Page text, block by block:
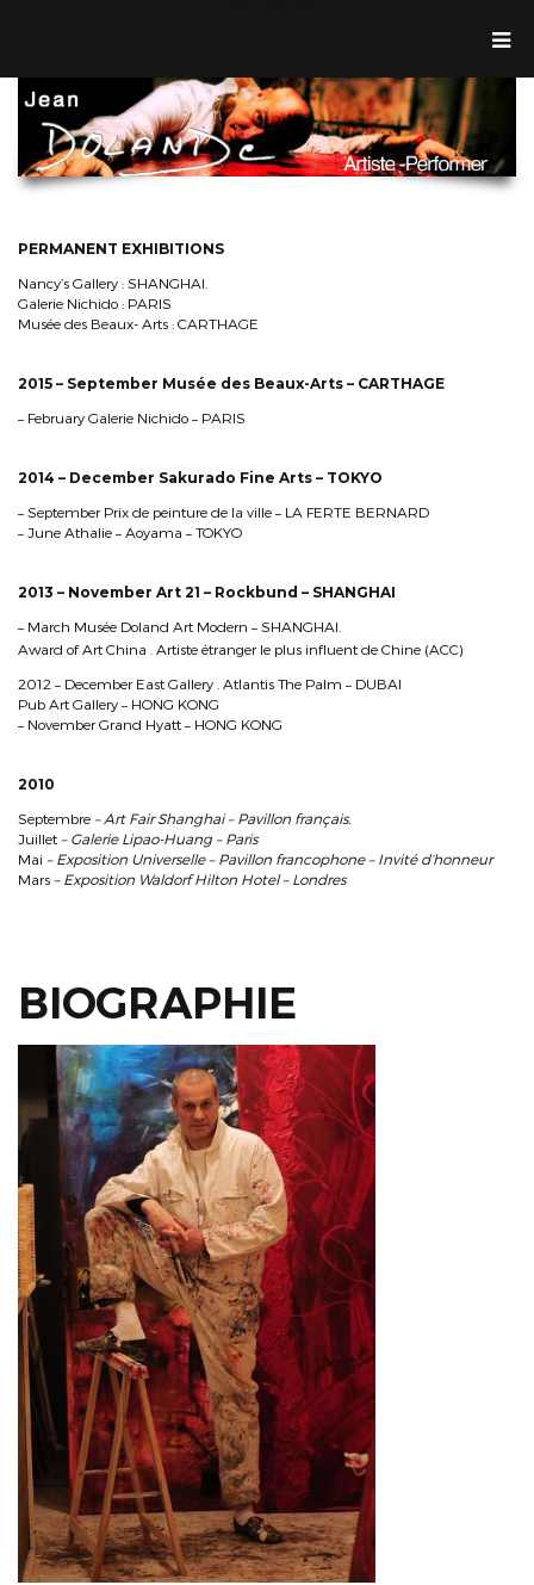
PERMANENT EXHIBITIONS
Nancy’s Gallery : SHANGHAI.
Galerie Nichido : PARIS
Musée des Beaux- Arts : CARTHAGE
2015 – September Musée des Beaux-Arts – CARTHAGE
– February Galerie Nichido – PARIS
2014 – December Sakurado Fine Arts – TOKYO
– September Prix de peinture de la ville – LA FERTE BERNARD
– June Athalie – Aoyama – TOKYO
2013 – November Art 21 – Rockbund – SHANGHAI
– March Musée Doland Art Modern – SHANGHAI.
Award of Art China . Artiste étranger le plus influent de Chine (ACC)
2012 – December East Gallery . Atlantis The Palm – DUBAI
Pub Art Gallery – HONG KONG
– November Grand Hyatt – HONG KONG
2010
Septembre – Art FairShanghai– Pavillon français.
Juillet – Galerie Lipao-Huang – Paris
Mai – Exposition Universelle – Pavillon francophone – Invité d’honneur
Mars – Exposition Waldorf Hilton Hotel – Londres
BIOGRAPHIE